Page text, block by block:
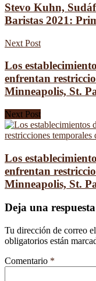
Stevo Kuhn,
Baristas 2021:
Next Post
Los
enfrentan
Minneapolis, St.
Next Post
Los
enfrentan
Minneapolis, St.
Deja una respuesta
Tu dirección de correo
obligatorios están
Comentario *